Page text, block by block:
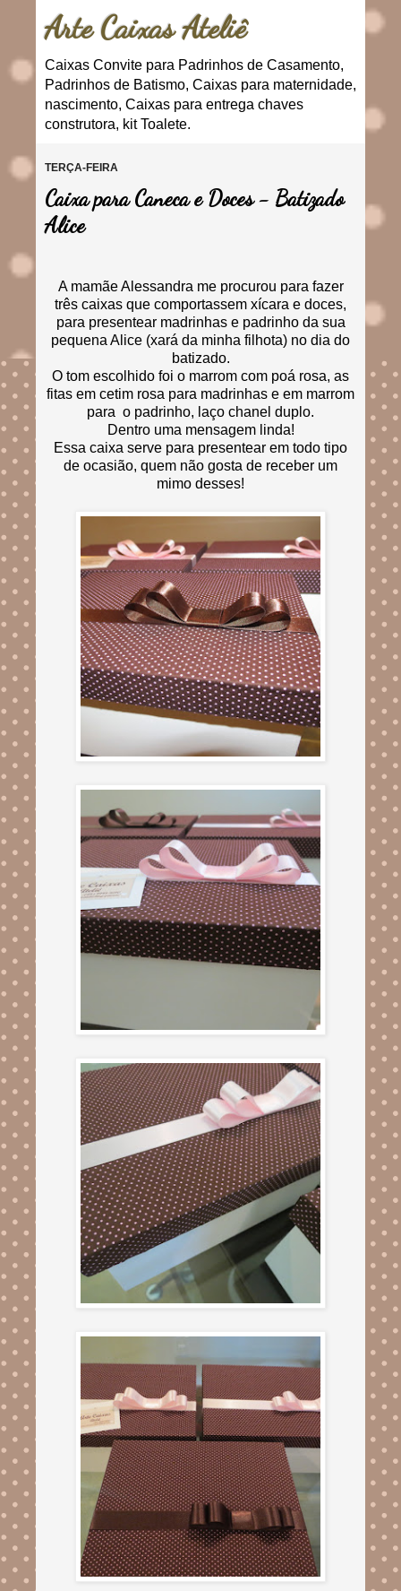
Arte Caixas Ateliê
Caixas Convite para Padrinhos de Casamento,
Padrinhos de Batismo, Caixas para maternidade,
nascimento, Caixas para entrega chaves
construtora, kit Toalete.
TERÇA-FEIRA
Caixa para Caneca e Doces - Batizado
Alice
A mamãe Alessandra me procurou para fazer
três caixas que comportassem xícara e doces,
para presentear madrinhas e padrinho da sua
pequena Alice (xará da minha filhota) no dia do
batizado.
O tom escolhido foi o marrom com poá rosa, as
fitas em cetim rosa para madrinhas e em marrom
para o padrinho, laço chanel duplo.
Dentro uma mensagem linda!
Essa caixa serve para presentear em todo tipo
de ocasião, quem não gosta de receber um
mimo desses!